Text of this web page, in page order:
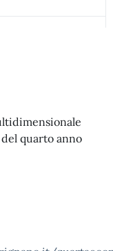
quarto anno